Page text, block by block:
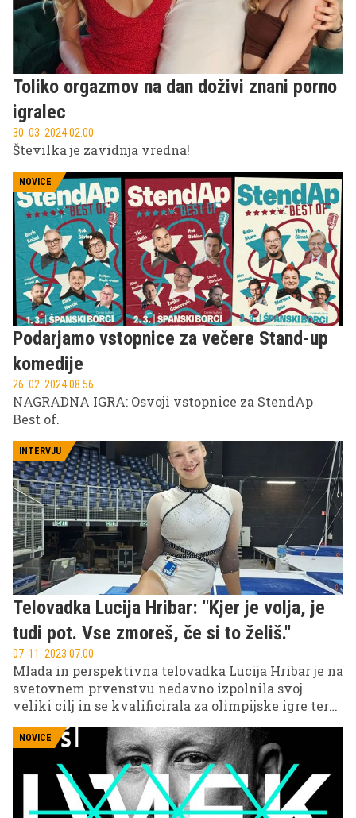
velikem odru evropskega nogometa. In zakaj jih ne
bi pred odhodom še zadnjič pozdravili?
Toliko orgazmov na dan doživi znani porno
igralec
30. 03. 2024 02.00
Številka je zavidnja vredna!
NOVICE
Podarjamo vstopnice za večere Stand-up
komedije
26. 02. 2024 08.56
NAGRADNA IGRA: Osvoji vstopnice za StendAp
Best of.
INTERVJU
Telovadka Lucija Hribar: ''Kjer je volja, je
tudi pot. Vse zmoreš, če si to želiš.''
07. 11. 2023 07.00
Mlada in perspektivna telovadka Lucija Hribar je na
svetovnem prvenstvu nedavno izpolnila svoj
veliki cilj in se kvalificirala za olimpijske igre ter
olimpijski turnir v športni gimnastiki, ki velja za
enega najbolj zahtevnih športov.
NOVICE